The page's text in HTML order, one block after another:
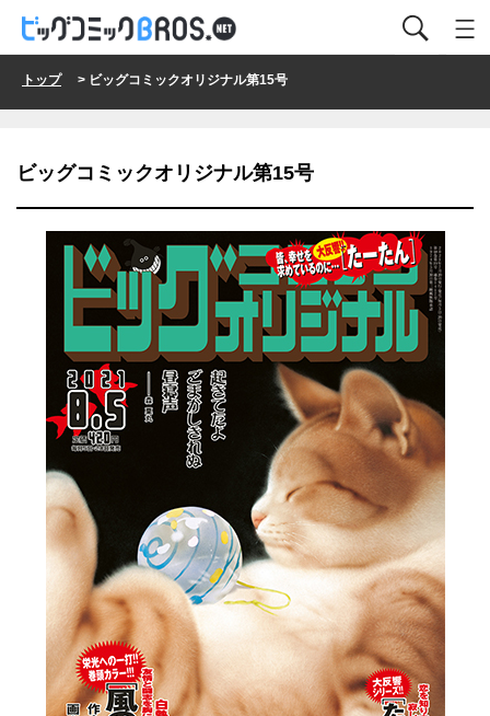
トップ> ビッグコミックオリジナル第15号
ビッグコミックオリジナル第15号